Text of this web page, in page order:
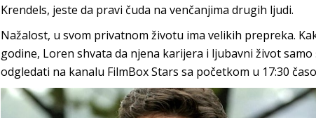
Krendels, jeste da pravi čuda na venčanjima drugih ljudi.
Nažalost, u svom privatnom životu ima velikih prepreka.
godine, Loren shvata da njena karijera i ljubavni život
odgledati na kanalu FilmBox Stars sa početkom u 17:30